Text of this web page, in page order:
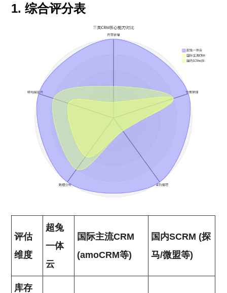
1. 综合评分表
评估
维度
超兔
一体
云
国际主流CRM
(amoCRM等)
国内SCRM (探
马/微盟等)
库存